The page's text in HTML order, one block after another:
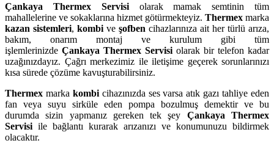
Çankaya Thermex Servisi olarak mamak semtinin tüm
mahallelerine ve sokaklarına hizmet götürmekteyiz. Thermex marka
kazan sistemleri, kombi ve şofben cihazlarınıza ait her türlü arıza,
bakım, onarım montaj ve kurulum gibi tüm
işlemlerinizde Çankaya Thermex Servisi olarak bir telefon kadar
uzağınızdayız. Çağrı merkezimiz ile iletişime geçerek sorunlarınızı
kısa sürede çözüme kavuşturabilirsiniz.
Thermex marka kombi cihazınızda ses varsa atık gazı tahliye eden
fan veya suyu sirküle eden pompa bozulmuş demektir ve bu
durumda sizin yapmanız gereken tek şey Çankaya Thermex
Servisi ile bağlantı kurarak arızanızı ve konumunuzu bildirmek
olacaktır.